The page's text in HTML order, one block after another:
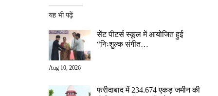
यह भी पढ़ें
सेंट पीटर्स स्कूल में आयोजित हुई
“निःशुल्क संगीत…
Aug 10, 2026
फरीदाबाद में 234.674 एकड़ जमीन की